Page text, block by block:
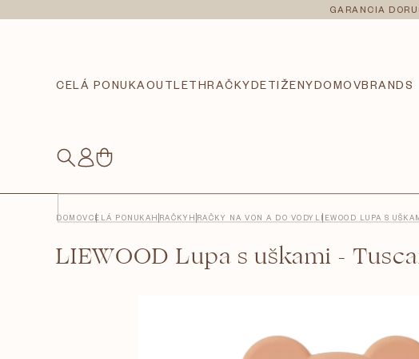
na
GARANCIA
CELÁ PONUKAOUTLETHRAČKYDETI ŽENYDOMOVBRANDS
NÁKUPNÝ
DOMOVCELÁ PONUKAHRAČKY HRAČKY NA VON A DO VODY LIEWOOD LUPA S
LIEWOOD Lupa s uškami -